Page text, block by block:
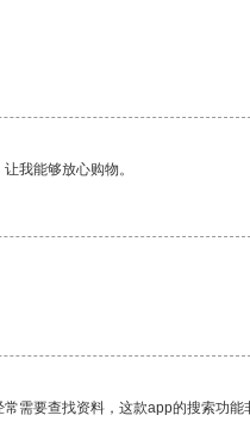
我能够放心购物。
需要查找资料，这款app的搜索功能